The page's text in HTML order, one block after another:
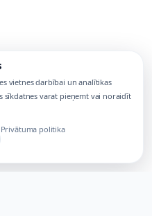
vietnes darbībai un analītikas
sīkdatnes varat pieņemt vai noraidīt
Privātuma politika